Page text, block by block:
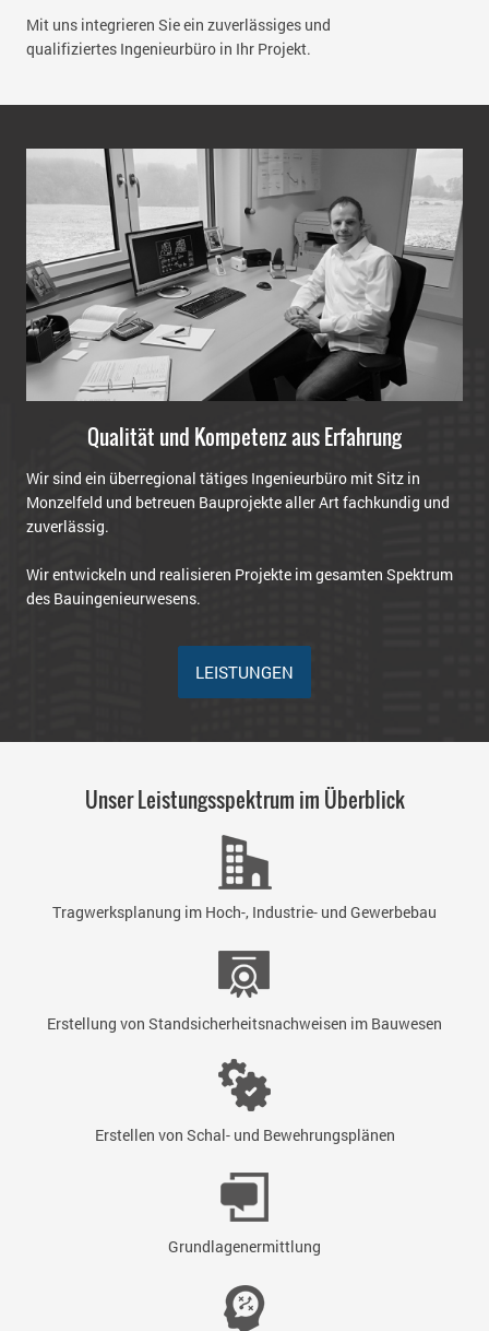
Mit uns integrieren Sie ein zuverlässiges und
qualifiziertes Ingenieurbüro in Ihr Projekt.
Qualität und Kompetenz aus Erfahrung
Wir sind ein überregional tätiges Ingenieurbüro mit Sitz in
Monzelfeld und betreuen Bauprojekte aller Art fachkundig und
zuverlässig.
Wir entwickeln und realisieren Projekte im gesamten Spektrum
des Bauingenieurwesens.
LEISTUNGEN
Unser Leistungsspektrum im Überblick
Tragwerksplanung im Hoch-, Industrie- und Gewerbebau
Erstellung von Standsicherheitsnachweisen im Bauwesen
Erstellen von Schal- und Bewehrungsplänen
Grundlagenermittlung